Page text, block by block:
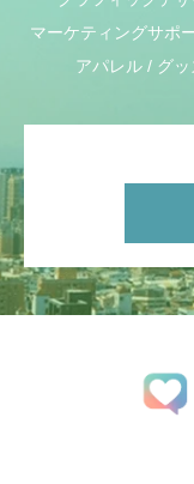
マーケティングサポ
アパレル / グ